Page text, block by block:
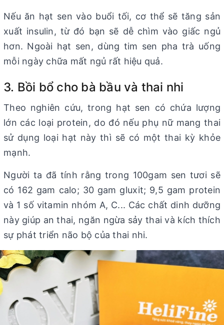
Nếu ăn hạt sen vào buổi tối, cơ thể sẽ tăng sản
xuất insulin, từ đó bạn sẽ dễ chìm vào giấc ngủ
hơn. Ngoài hạt sen, dùng tim sen pha trà uống
mỗi ngày chữa mất ngủ rất hiệu quả.
3. Bồi bổ cho bà bầu và thai nhi
Theo nghiên cứu, trong hạt sen có chứa lượng
lớn các loại protein, do đó nếu phụ nữ mang thai
sử dụng loại hạt này thì sẽ có một thai kỳ khỏe
mạnh.
Người ta đã tính rằng trong 100gam sen tươi sẽ
có 162 gam calo; 30 gam gluxit; 9,5 gam protein
và 1 số vitamin nhóm A, C... Các chất dinh dưỡng
này giúp an thai, ngăn ngừa sảy thai và kích thích
sự phát triển não bộ của thai nhi.